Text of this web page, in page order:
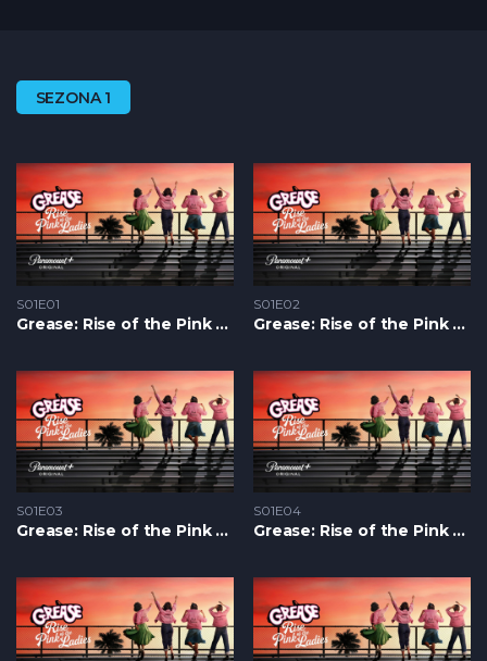
SEZONA 1
S01E01
Grease: Rise of the Pink Ladies S1 – Epizoda 01
S01E02
Grease: Rise of the Pink Ladies S1 – Epizoda 02
S01E03
Grease: Rise of the Pink Ladies S1 – Epizoda 03
S01E04
Grease: Rise of the Pink Ladies S1 – Epizoda 04